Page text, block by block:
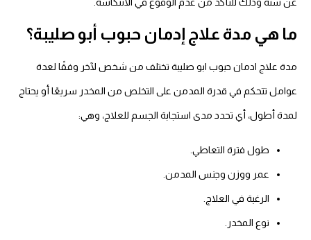
ما هي مدة علاج إدمان حبوب أبو صليبة؟
مدة علاج ادمان حبوب ابو صليبة تختلف من شخص لآخر وفقًا لعدة
عوامل تتحكم في قدرة المدمن على التخلص من المخدر سريعًا أو يحتاج
لمدة أطول، أي تحدد مدى استجابة الجسم للعلاج، وهي:
طول فترة التعاطي.
عمر ووزن وجنس المدمن.
الرغبة في العلاج.
نوع المخدر.